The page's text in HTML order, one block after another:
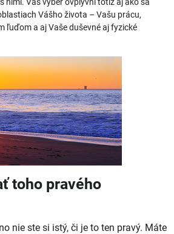
Vášho života – Vašu prácu,
ľuďom a aj Vaše duševné aj fyzické
toho pravého
nie ste si istý, či je to ten pravý. Máte